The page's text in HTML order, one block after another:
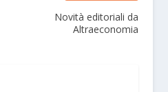
Novità editoriali da
Altraeconomia